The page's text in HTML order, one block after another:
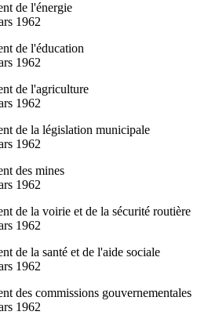
de l'énergie
1962
de l'éducation
1962
de l'agriculture
1962
de la législation municipale
1962
des mines
1962
de la voirie et de la sécurité routière
1962
de la santé et de l'aide sociale
1962
des commissions gouvernementales
1962